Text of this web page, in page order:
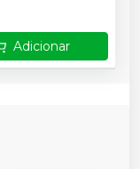
Adicionar